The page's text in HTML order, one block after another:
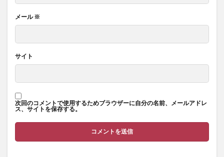
メール※
サイト
次回のコメントで使用するためブラウザーに自分の名前、メールアドレ
ス、サイトを保存する。